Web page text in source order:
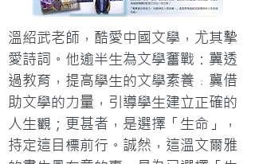
溫紹武老師，酷愛中國文學，尤其摯
愛詩詞。他逾半生為文學奮戰：冀透
過教育，提高學生的文學素養﹔冀借
助文學的力量，引導學生建立正確的
人生觀；更甚者，是選擇「生命」，
持定這目標前行。誠然，這溫文爾雅